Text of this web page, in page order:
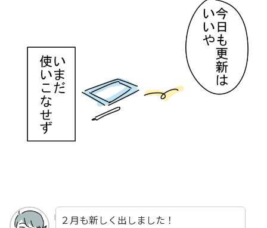
２月も新しく出しました！